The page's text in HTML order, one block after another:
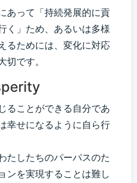
あって「持続発展的に貢
く」ため、あるいは多様
るためには、変化に対応
切です。
ることができる自分であ
幸せになるように自ら行
たしたちのパーパスのた
ンを実現することは難し